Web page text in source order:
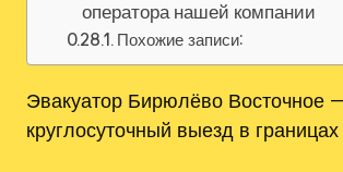
оператора нашей компании
Похожие записи:
Эвакуатор Бирюлёво Восточное
круглосуточный выезд в